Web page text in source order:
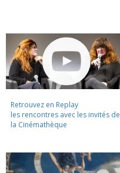
Retrouvez en Replay
les rencontres avec les invités de
la Cinémathèque